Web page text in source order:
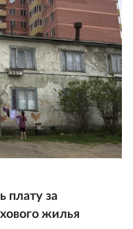
плату за
жилья